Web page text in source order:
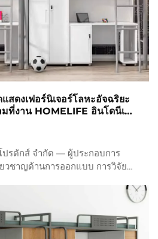
สดงเฟอร์นิเจอร์โลหะอัจฉริยะ
ที่งาน HOMELIFE อินโดนีเซีย
ปรดักส์ จำกัด — ผู้ประกอบการ
วชาญด้านการออกแบบ การวิจัย
นีเซีย 2026 ซึ่งจะจัดขึ้นในเดือน...